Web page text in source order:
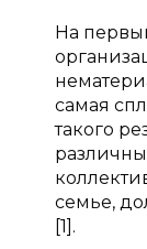
На
самая
такого
семье,
[1].